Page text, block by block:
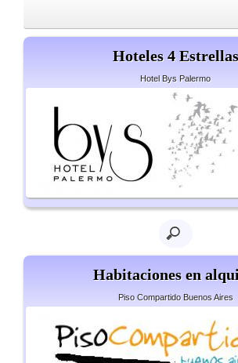
Hoteles 4 Estrellas
Hotel Bys Palermo
Habitaciones en
Piso Compartido Buenos Aires